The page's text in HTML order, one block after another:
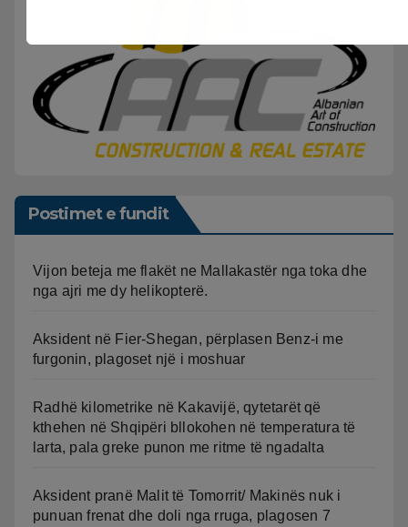
Postimet e fundit
Vijon beteja me flakët ne Mallakastër nga toka dhe
nga ajri me dy helikopterë.
Aksident në Fier-Shegan, përplasen Benz-i me
furgonin, plagoset një i moshuar
Radhë kilometrike në Kakavijë, qytetarët që
kthehen në Shqipëri bllokohen në temperatura të
larta, pala greke punon me ritme të ngadalta
Aksident pranë Malit të Tomorrit/ Makinës nuk i
punuan frenat dhe doli nga rruga, plagosen 7